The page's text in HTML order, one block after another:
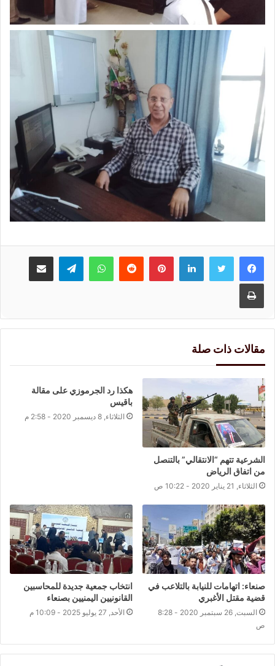
لينكدإنبينتيريست واتسابتيلقرام مشاركة عبر البريد
طباعة
مقالات ذات صلة
الشرعية تتهم “الانتقالي” بالتنصل
من اتفاق الرياض
الثلاثاء, 21 يناير 2020 - 10:22 ص
هكذا رد الجرموزي على مقالة
باقيس
الثلاثاء, 8 ديسمبر 2020 - 2:58 م
صنعاء: اتهامات للنيابة بالتلاعب في
قضية مقتل الأغبري
السبت, 26 سبتمبر 2020 - 8:28
ص
انتخاب جمعية جديدة للمحاسبين
القانونيين اليمنيين بصنعاء
الأحد, 27 يوليو 2025 - 10:09 م